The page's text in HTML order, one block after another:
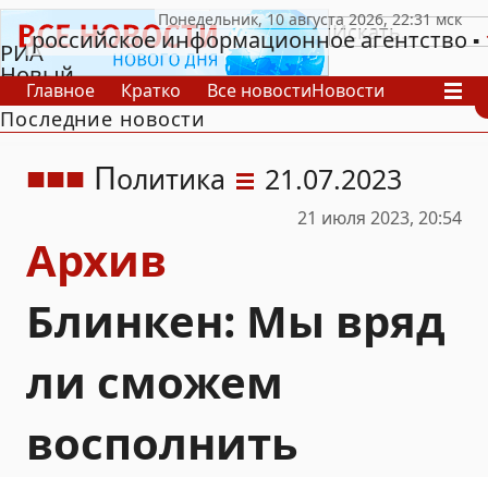
РИА
Новый
День
российское информационное агентство
Главное Кратко Все новостиНовости
В России
В мире
Последние новости
Политика 21.07.2023
21 июля 2023, 20:54
Архив
Блинкен: Мы вряд
ли сможем
восполнить